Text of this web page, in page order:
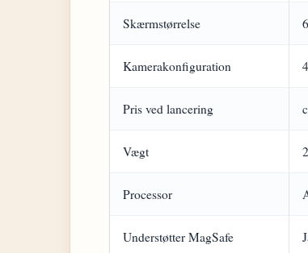
Skærmstørrelse
Kamerakonfiguration
Pris ved lancering
Vægt
Processor
Understøtter MagSafe